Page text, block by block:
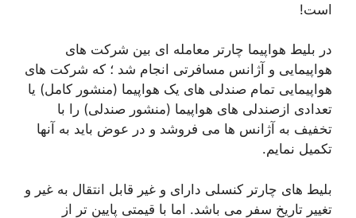
است!
در بلیط هواپیما چارتر معامله ای بین شرکت های
هواپیمایی و آژانس مسافرتی انجام شد ؛ که شرکت های
هواپیمایی تمام صندلی های یک هواپیما (منشور کامل) یا
تعدادی ازصندلی های هواپیما (منشور صندلی) را با
تخفیف به آژانس ها می فروشد و در عوض باید به آنها
تکمیل نمایم.
بلیط های چارتر کنسلی دارای و غیر قابل انتقال به غیر و
تغییر تاریخ سفر می باشد. اما با قیمتی پایین تر از